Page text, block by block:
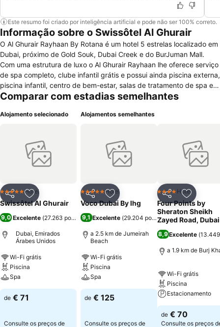
Este resumo foi criado por inteligência artificial e pode não ser 100% correto.
Informação sobre o Swissôtel Al Ghurair
O Al Ghurair Rayhaan By Rotana é um hotel 5 estrelas localizado em
Dubai, próximo de Gold Souk, Dubai Creek e do BurJuman Mall.
Com uma estrutura de luxo o Al Ghurair Rayhaan lhe oferece serviço
de spa completo, clube infantil grátis e possui ainda piscina externa,
piscina infantil, centro de bem-estar, salas de tratamento de spa e
sauna a vapor. Oferece buffet de café da manhã além de contar
Wi-Fi gratuito. Os quartos são bem amplos e oferecem muito
Comparar com estadias semelhantes
Alojamento selecionado
PartilharAdicionar aos favoritos
5 EstrelasHotel
Swissôtel Al Ghurair
9,0 Excelente (27.263 pontuações)
Dubai, Emirados
Árabes Unidos
Wi-Fi grátis
Piscina
Spa
de € 71
Consulte os preços de
Alojamentos semelhantes
PartilharAdicionar aos favoritos
5 EstrelasHotel
Voco Dubai By Ihg
9,1 Excelente (29.204 pontuações )
a 2.5 km de Jumeirah
Beach
Wi-Fi grátis
Piscina
Spa
de € 125
Consulte os preços de
Partilhar
4 EstrelasHotel
Four Points by
Sheraton Sheikh
Zayed Road, Dubai
8,9Excelente (
a 1.9 km de Burj
Wi-Fi grátis
Piscina
Estacionamento
de € 70
Consulte os preços